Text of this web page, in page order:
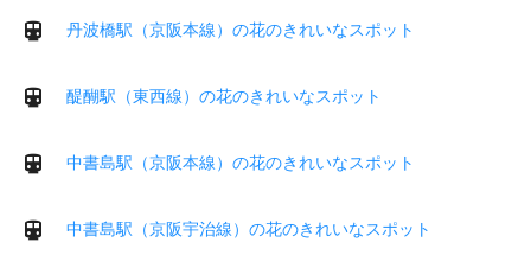
丹波橋駅（京阪本線）の花のきれいなスポット
醍醐駅（東西線）の花のきれいなスポット
中書島駅（京阪本線）の花のきれいなスポット
中書島駅（京阪宇治線）の花のきれいなスポット